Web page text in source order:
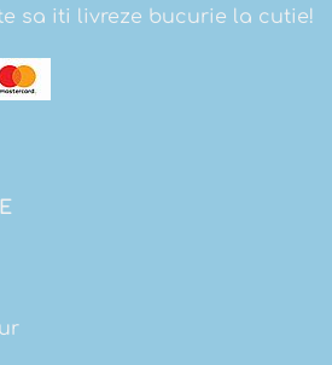
sa iti livreze bucurie la cutie!